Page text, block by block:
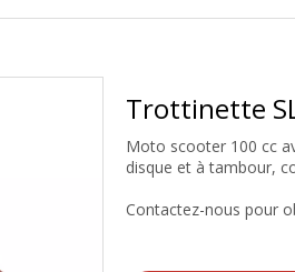
Trottinette
Moto scooter 100 cc
disque et à tambour,
Contactez-nous pour